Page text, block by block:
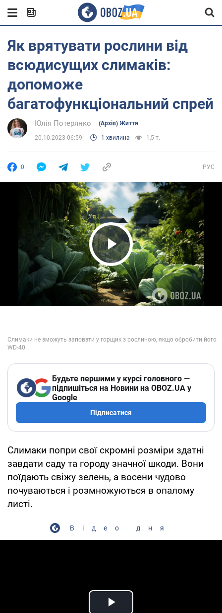
Як врятувати рослини від
всюдисущих слимаків:
допоможе
багатофункціональний спрей
Юлія Потерянко (Архів) Життя
20.10.2023 06:59 1 хвилина 1,5 т.
0 РУС
Play Video
Будьте першими у курсі головного —
підпишіться на Новини на OBOZ.UA у
Google
Підписатися
Слимаки попри свої скромні розміри здатні
завдати саду та городу значної шкоди. Вони
поїдають свіжу зелень, а восени чудово
почуваються і розмножуються в опалому
листі.
Відео дня